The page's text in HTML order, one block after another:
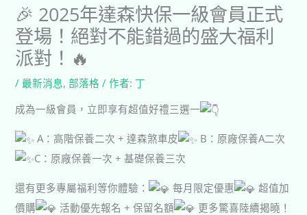
🎉 2025年達森快保一級會員正式
登場！絕對不能錯過的盛大福利
派對！🔥
/最新消息,部落格 / 作者:丁
成為一級會員，立即享有超值好禮三選一
A：高階保養二次 + 達森煞車皮
B：原廠保養A二次
C：原廠保養一次 + 基礎保養三次
還有更多專屬福利等你體驗： 每月限定優惠
超值加
價購
活動優先報名 + 保留名額 更多驚喜陸續揭曉！